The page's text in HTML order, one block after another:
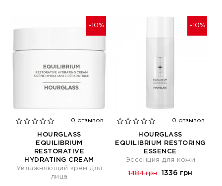
-10%
0 отзывов
HOURGLASS
EQUILIBRIUM
RESTORATIVE
HYDRATING CREAM
Увлажняющий крем для
лица
-10%
0 отзывов
HOURGLASS
EQUILIBRIUM RESTORING
ESSENCE
Эссенция для кожи
1484 грн 1336 грн